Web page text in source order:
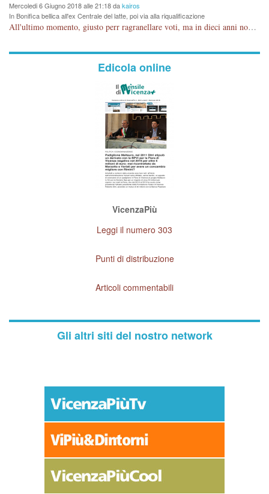
Mercoledi 6 Giugno 2018 alle 21:18 dakairos
In Bonifica bellica all'ex Centrale del latte, poi via alla riqualificazione
All'ultimo momento, giusto perr ragranellare voti, ma in dieci anni non si poteva fare prima?
Edicola online
VicenzaPiù
Leggi il numero 303
Punti di distribuzione
Articoli commentabili
Gli altri siti del nostro network